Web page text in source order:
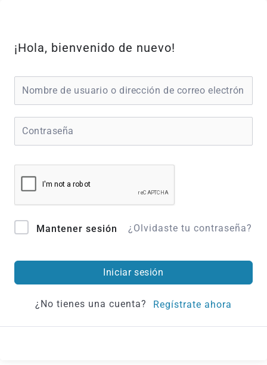
contenido
¡Hola, bienvenido de nuevo!
Mantener sesión ¿Olvidaste tu contraseña?
Iniciar sesión
¿No tienes una cuenta? Regístrate ahora